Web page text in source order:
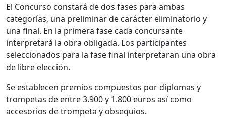
El Concurso constará de dos fases para ambas
categorías, una preliminar de carácter eliminatorio y
una final. En la primera fase cada concursante
interpretará la obra obligada. Los participantes
seleccionados para la fase final interpretaran una obra
de libre elección.
Se establecen premios compuestos por diplomas y
trompetas de entre 3.900 y 1.800 euros así como
accesorios de trompeta y obsequios.